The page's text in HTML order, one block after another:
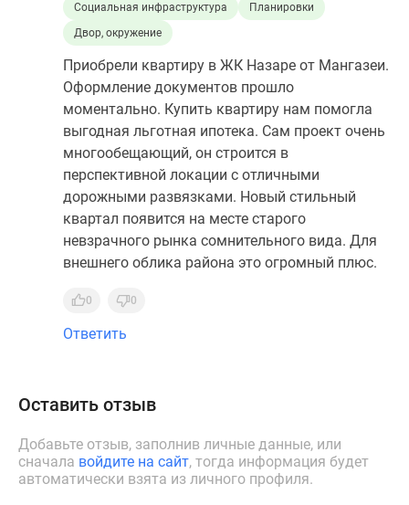
Социальная инфраструктура
Планировки
Двор, окружение
Приобрели квартиру в ЖК Назаре от Мангазеи.
Оформление документов прошло
моментально. Купить квартиру нам помогла
выгодная льготная ипотека. Сам проект очень
многообещающий, он строится в
перспективной локации с отличными
дорожными развязками. Новый стильный
квартал появится на месте старого
невзрачного рынка сомнительного вида. Для
внешнего облика района это огромный плюс.
0 0
Ответить
Оставить отзыв
Добавьте отзыв, заполнив личные данные, или
сначала войдите на сайт, тогда информация будет
автоматически взята из личного профиля.